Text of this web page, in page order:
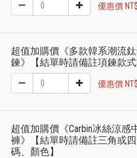
優惠價
超值加購價《多款韓系潮流
鍊》【結單時請備註項鍊款式
優惠價
超值加購價《Carbin冰絲涼感
褲》【結單時請備註三角或
碼、顏色】